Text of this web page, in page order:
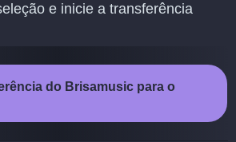
e inicie a transferência
do Brisamusic para o